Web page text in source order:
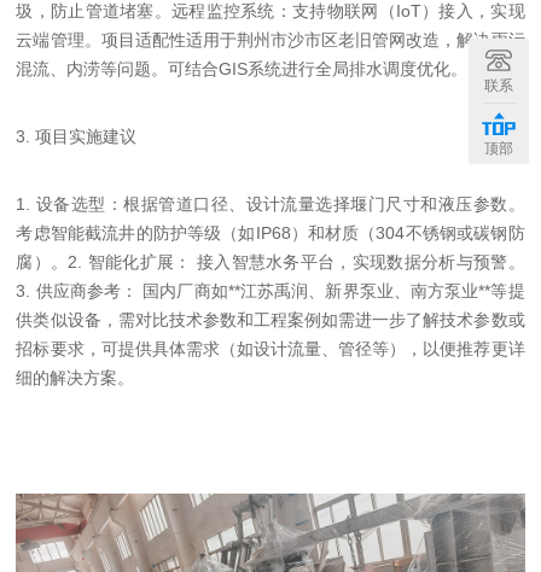
圾，防止管道堵塞。远程监控系统：支持物联网（IoT）接入，实现
云端管理。项目适配性适用于荆州市沙市区老旧管网改造，解决雨污
混流、内涝等问题。可结合GIS系统进行全局排水调度优化。
3. 项目实施建议
1. 设备选型：根据管道口径、设计流量选择堰门尺寸和液压参数。
考虑智能截流井的防护等级（如IP68）和材质（304不锈钢或碳钢防
腐）。2. 智能化扩展： 接入智慧水务平台，实现数据分析与预警。
3. 供应商参考： 国内厂商如**江苏禹润、新界泵业、南方泵业**等提
供类似设备，需对比技术参数和工程案例如需进一步了解技术参数或
招标要求，可提供具体需求（如设计流量、管径等），以便推荐更详
细的解决方案。
联系
顶部